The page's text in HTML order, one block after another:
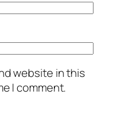
website in this
I comment.